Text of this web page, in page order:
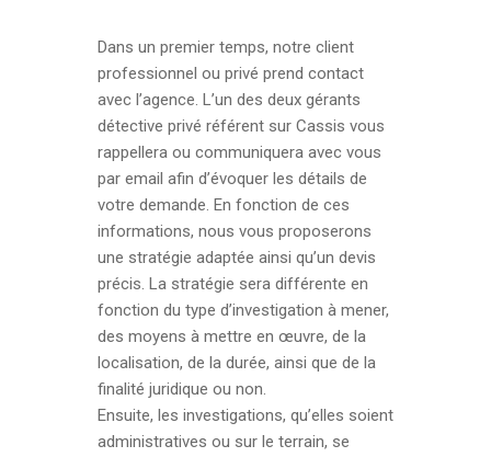
Dans un premier temps, notre client
professionnel ou privé prend contact
avec l’agence. L’un des deux gérants
détective privé référent sur Cassis vous
rappellera ou communiquera avec vous
par email afin d’évoquer les détails de
votre demande. En fonction de ces
informations, nous vous proposerons
une stratégie adaptée ainsi qu’un devis
précis. La stratégie sera différente en
fonction du type d’investigation à mener,
des moyens à mettre en œuvre, de la
localisation, de la durée, ainsi que de la
finalité juridique ou non.
Ensuite, les investigations, qu’elles soient
administratives ou sur le terrain, se